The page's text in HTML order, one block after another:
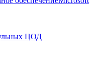
ЦОД